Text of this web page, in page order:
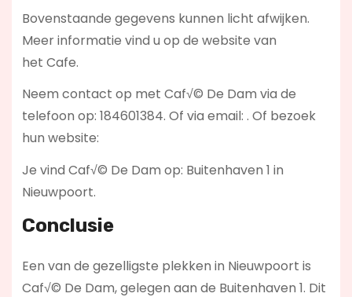
Bovenstaande gegevens kunnen licht afwijken.
Meer informatie vind u op de website van
het Cafe.
Neem contact op met Caf√© De Dam via de
telefoon op: 184601384. Of via email: . Of bezoek
hun website:
Je vind Caf√© De Dam op: Buitenhaven 1 in
Nieuwpoort.
Conclusie
Een van de gezelligste plekken in Nieuwpoort is
Caf√© De Dam, gelegen aan de Buitenhaven 1. Dit